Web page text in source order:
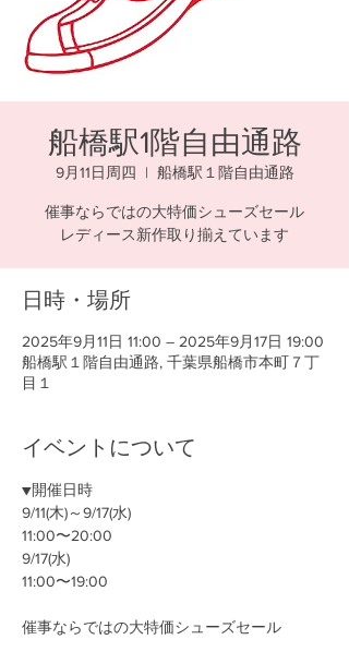
船橋駅1階自由通路
9月11日周四
  |
船橋駅１階自由通路
催事ならではの大特価シューズセール
レディース新作取り揃えています
日時・場所
2025年9月11日 11:00 – 2025年9月17日 19:00
船橋駅１階自由通路, 千葉県船橋市本町７丁
目１
イベントについて
▼開催日時
9/11(木)～9/17(水)
11:00〜20:00
9/17(水)
11:00〜19:00
催事ならではの大特価シューズセール